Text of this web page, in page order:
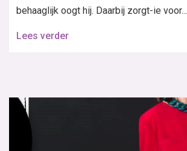
behaaglijk oogt hij. Daarbij zorgt-ie voor...
Lees verder